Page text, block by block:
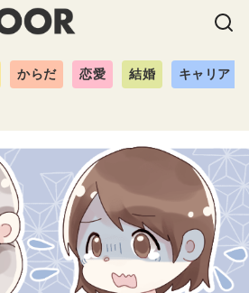
からだ 恋愛 結婚 キャリア